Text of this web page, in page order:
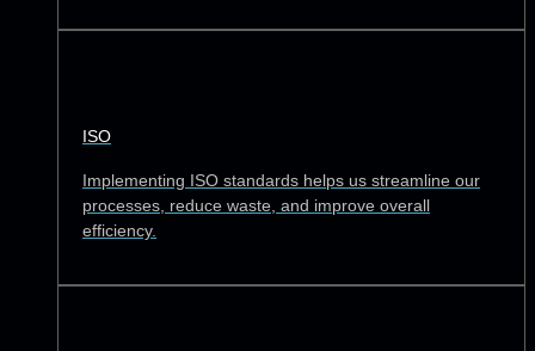
ISO
Implementing ISO standards helps us streamline our
processes, reduce waste, and improve overall
efficiency.